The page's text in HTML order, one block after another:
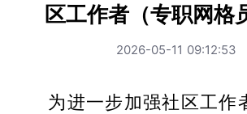
区工作者（专职网格
2026-05-11 09:12:53
为进一步加强社区工作